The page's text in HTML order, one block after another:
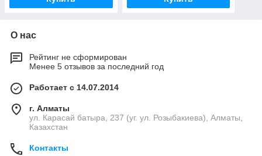
О нас
Рейтинг не сформирован
Менее 5 отзывов за последний год
Работает с 14.07.2014
г. Алматы
ул. Карасай батыра, 237 (уг. ул. Розыбакиева), Алматы,
Казахстан
Контакты